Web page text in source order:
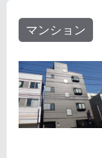
マンション